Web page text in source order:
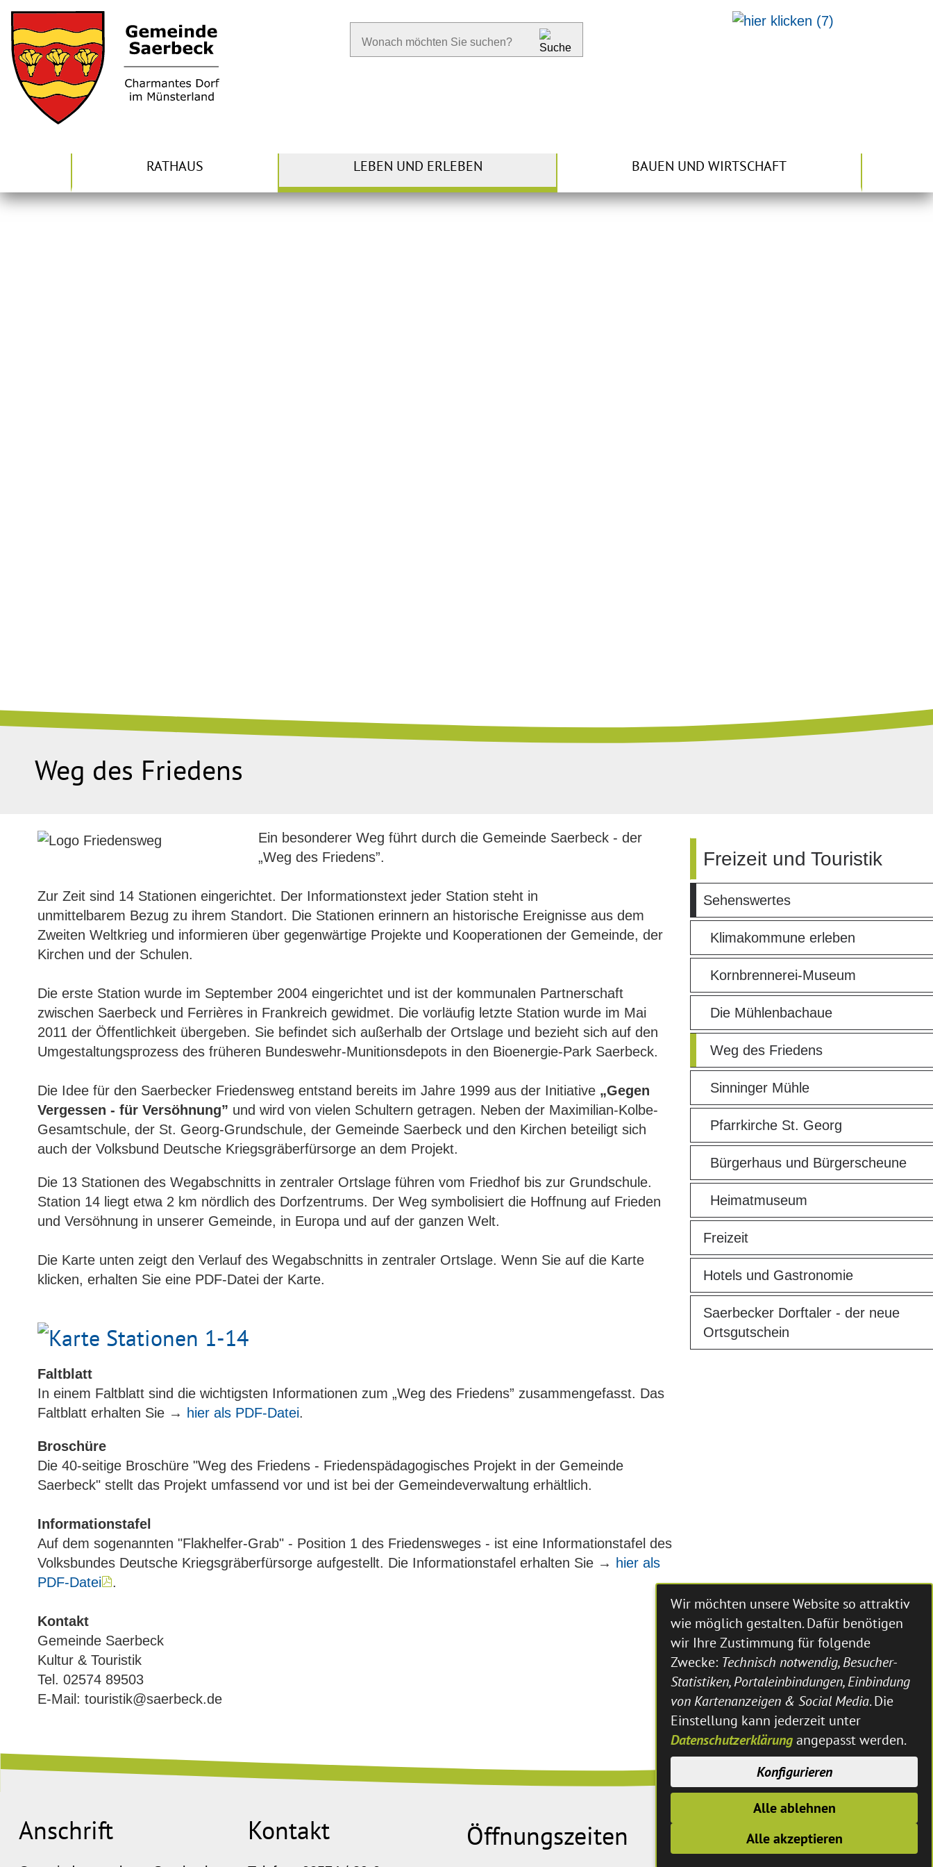
RATHAUS LEBEN UND ERLEBEN BAUEN UND WIRTSCHAFT
Weg des Friedens
Freizeit und Touristik
Sehenswertes
Klimakommune erleben
Kornbrennerei-Museum
Die Mühlenbachaue
Weg des Friedens
Sinninger Mühle
Pfarrkirche St. Georg
Bürgerhaus und Bürgerscheune
Heimatmuseum
Freizeit
Hotels und Gastronomie
Saerbecker Dorftaler - der neue
Ortsgutschein
Ein besonderer Weg führt durch die Gemeinde Saerbeck - der
„Weg des Friedens”.
Zur Zeit sind 14 Stationen eingerichtet. Der Informationstext jeder Station steht in
unmittelbarem Bezug zu ihrem Standort. Die Stationen erinnern an historische Ereignisse aus dem
Zweiten Weltkrieg und informieren über gegenwärtige Projekte und Kooperationen der Gemeinde, der
Kirchen und der Schulen.
Die erste Station wurde im September 2004 eingerichtet und ist der kommunalen Partnerschaft
zwischen Saerbeck und Ferrières in Frankreich gewidmet. Die vorläufig letzte Station wurde im Mai
2011 der Öffentlichkeit übergeben. Sie befindet sich außerhalb der Ortslage und bezieht sich auf den
Umgestaltungsprozess des früheren Bundeswehr-Munitionsdepots in den Bioenergie-Park Saerbeck.
Die Idee für den Saerbecker Friedensweg entstand bereits im Jahre 1999 aus der Initiative „Gegen
Vergessen - für Versöhnung” und wird von vielen Schultern getragen. Neben der Maximilian-Kolbe-
Gesamtschule, der St. Georg-Grundschule, der Gemeinde Saerbeck und den Kirchen beteiligt sich
auch der Volksbund Deutsche Kriegsgräberfürsorge an dem Projekt.
Die 13 Stationen des Wegabschnitts in zentraler Ortslage führen vom Friedhof bis zur Grundschule.
Station 14 liegt etwa 2 km nördlich des Dorfzentrums. Der Weg symbolisiert die Hoffnung auf Frieden
und Versöhnung in unserer Gemeinde, in Europa und auf der ganzen Welt.
Die Karte unten zeigt den Verlauf des Wegabschnitts in zentraler Ortslage. Wenn Sie auf die Karte
klicken, erhalten Sie eine PDF-Datei der Karte.
Faltblatt
In einem Faltblatt sind die wichtigsten Informationen zum „Weg des Friedens” zusammengefasst. Das
Faltblatt erhalten Sie → hier als PDF-Datei.
Broschüre
Die 40-seitige Broschüre "Weg des Friedens - Friedenspädagogisches Projekt in der Gemeinde
Saerbeck" stellt das Projekt umfassend vor und ist bei der Gemeindeverwaltung erhältlich.
Informationstafel
Auf dem sogenannten "Flakhelfer-Grab" - Position 1 des Friedensweges - ist eine Informationstafel des
Volksbundes Deutsche Kriegsgräberfürsorge aufgestellt. Die Informationstafel erhalten Sie → hier als
PDF-Datei
.
Kontakt
Gemeinde Saerbeck
Kultur & Touristik
Tel. 02574 89503
E-Mail: touristik@saerbeck.de
Anschrift Kontakt Öffnungszeiten
Wir möchten unsere Website so attraktiv
wie möglich gestalten. Dafür benötigen
wir Ihre Zustimmung für folgende
Zwecke: Technisch notwendig, Besucher-
Statistiken, Portaleinbindungen, Einbindung
von Kartenanzeigen & Social Media. Die
Einstellung kann jederzeit unter
Datenschutzerklärungangepasst werden.
Konfigurieren
Alle ablehnen
Alle akzeptieren